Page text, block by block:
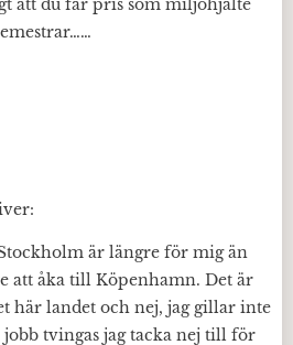
att du får pris som miljöhjälte
är längre för mig än
att åka till Köpenhamn. Det är
här landet och nej, jag gillar inte
jobb tvingas jag tacka nej till för